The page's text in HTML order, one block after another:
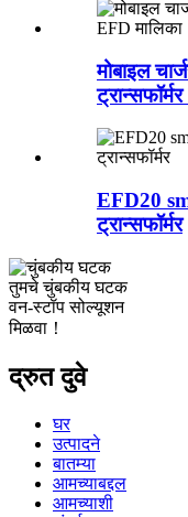
मोबाइल
EFD20
ट्रान्सफॉर्मर
तुमचे चुंबकीय घटक
वन-स्टॉप सोल्यूशन
मिळवा！
द्रुत दुवे
घर
उत्पादने
बातम्या
आमच्याबद्दल
आमच्याशी